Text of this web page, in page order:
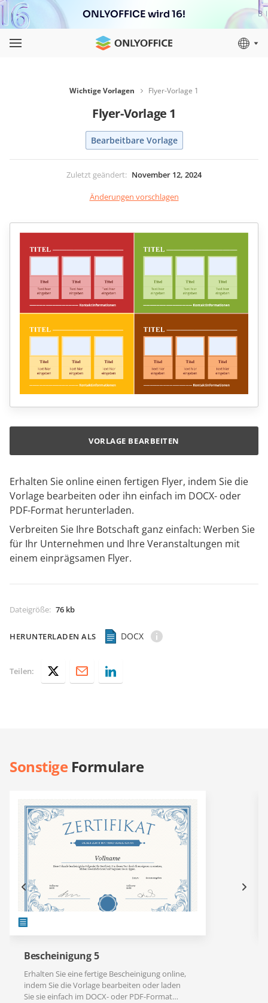
ONLYOFFICE wird 16!
Wichtige Vorlagen Flyer-Vorlage 1
Flyer-Vorlage 1
Bearbeitbare Vorlage
Zuletzt geändert: November 12, 2024
Änderungen vorschlagen
Erhalten Sie online einen fertigen Flyer, indem Sie die
Vorlage bearbeiten oder ihn einfach im DOCX- oder
PDF-Format herunterladen.
Verbreiten Sie Ihre Botschaft ganz einfach: Werben Sie
für Ihr Unternehmen und Ihre Veranstaltungen mit
einem einprägsamen Flyer.
Dateigröße: 76 kb
HERUNTERLADEN ALS DOCX
VORLAGE BEARBEITEN
Teilen:
SonstigeFormulare
Bescheinigung 5
Erhalten Sie eine fertige Bescheinigung online,
indem Sie die Vorlage bearbeiten oder laden
Sie sie einfach im DOCX- oder PDF-Format